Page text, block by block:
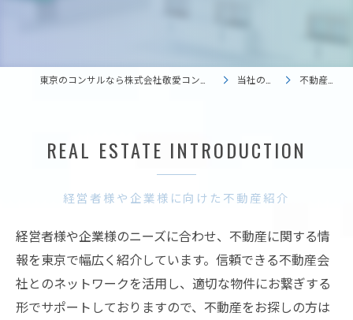
当社の特徴 不動産紹介
経営者様や企業様に向けた不動産紹介
REAL ESTATE INTRODUCTION
経営者様や企業様のニーズに合わせ、不動産に関する情
報を東京で幅広く紹介しています。信頼できる不動産会
社とのネットワークを活用し、適切な物件にお繋ぎする
形でサポートしておりますので、不動産をお探しの方は